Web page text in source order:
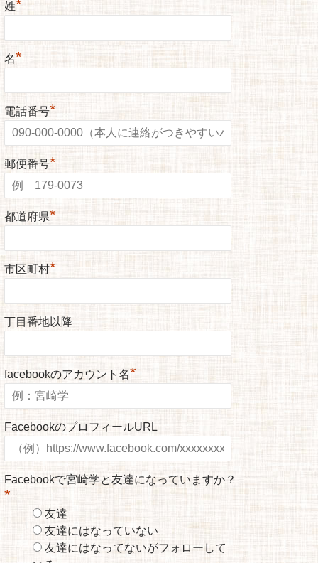
姓*
名*
電話番号*
郵便番号*
都道府県*
市区町村*
丁目番地以降
facebookのアカウント名*
FacebookのプロフィールURL
Facebookで宮崎学と友達になっていますか？
*
友達
友達にはなっていない
友達にはなってないがフォローして